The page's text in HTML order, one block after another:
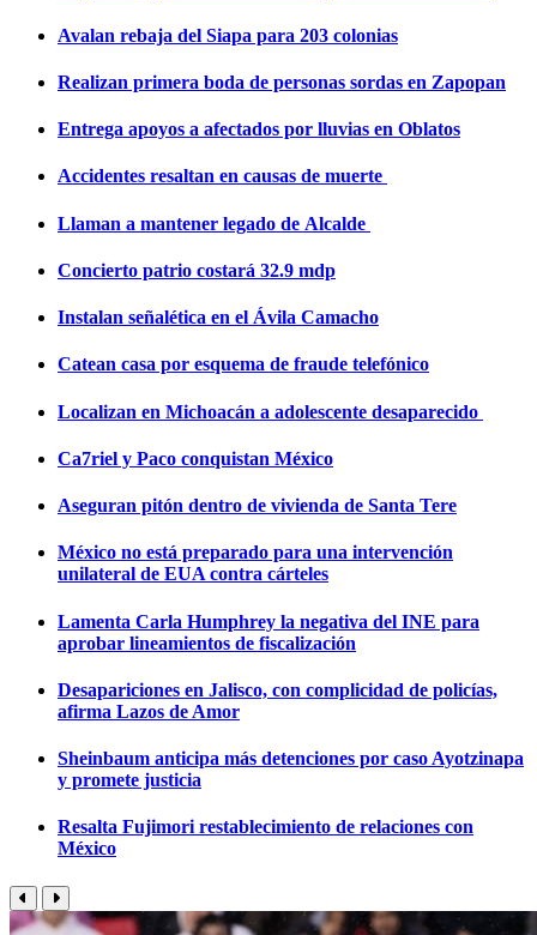
Avalan rebaja del Siapa para 203 colonias
Realizan primera boda de personas sordas en Zapopan
Entrega apoyos a afectados por lluvias en Oblatos
Accidentes resaltan en causas de muerte
Llaman a mantener legado de Alcalde
Concierto patrio costará 32.9 mdp
Instalan señalética en el Ávila Camacho
Catean casa por esquema de fraude telefónico
Localizan en Michoacán a adolescente desaparecido
Ca7riel y Paco conquistan México
Aseguran pitón dentro de vivienda de Santa Tere
México no está preparado para una intervención
unilateral de EUA contra cárteles
Lamenta Carla Humphrey la negativa del INE para
aprobar lineamientos de fiscalización
Desapariciones en Jalisco, con complicidad de policías,
afirma Lazos de Amor
Sheinbaum anticipa más detenciones por caso Ayotzinapa
y promete justicia
Resalta Fujimori restablecimiento de relaciones con
México